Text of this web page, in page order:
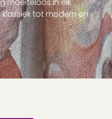
tot modern en